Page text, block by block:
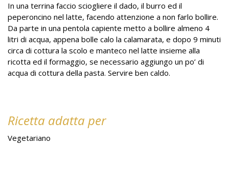
In una terrina faccio sciogliere il dado, il burro ed il
peperoncino nel latte, facendo attenzione a non farlo bollire.
Da parte in una pentola capiente metto a bollire almeno 4
litri di acqua, appena bolle calo la calamarata, e dopo 9 minuti
circa di cottura la scolo e manteco nel latte insieme alla
ricotta ed il formaggio, se necessario aggiungo un po’ di
acqua di cottura della pasta. Servire ben caldo.
Ricetta adatta per
Vegetariano